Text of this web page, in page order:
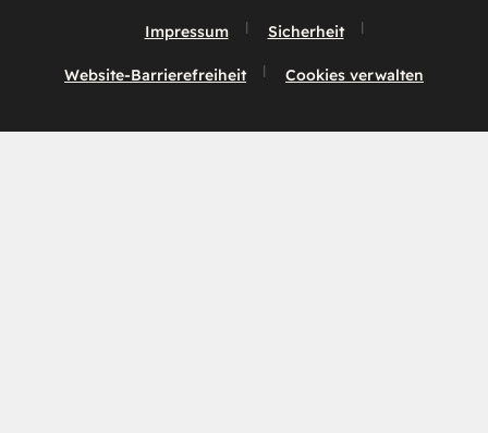
Impressum Sicherheit
Website-Barrierefreiheit Cookies verwalten